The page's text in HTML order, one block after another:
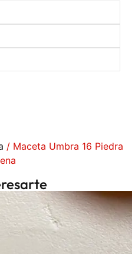
/ Maceta Umbra 16 Piedra